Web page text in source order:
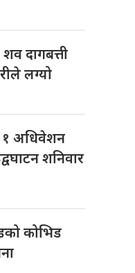
दागबत्ती
लग्यो
१ अधिवेशन
शनिवार
कोभिड